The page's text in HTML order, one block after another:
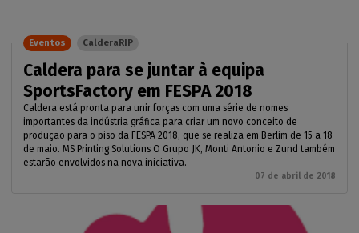
Caldera para se juntar à equipa
SportsFactory em FESPA 2018
Caldera está pronta para unir forças com uma série de nomes
importantes da indústria gráfica para criar um novo conceito de
produção para o piso da FESPA 2018, que se realiza em Berlim de 15 a 18
de maio. MS Printing Solutions O Grupo JK, Monti Antonio e Zund também
estarão envolvidos na nova iniciativa.
07 de abril de 2018
Eventos CalderaRIP